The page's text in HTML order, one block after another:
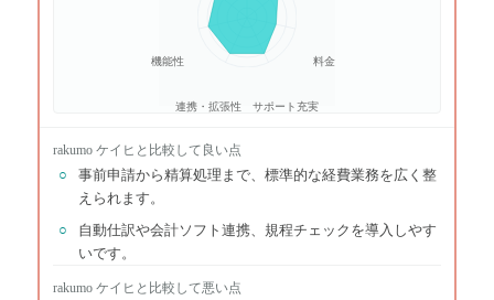
料金
サポート充実
連携・拡張性
機能性
rakumo ケイヒ と比較して良い点
○
事前申請から精算処理まで、標準的な経費業務を広く整
えられます。
○
自動仕訳や会計ソフト連携、規程チェックを導入しやす
いです。
rakumo ケイヒ と比較して悪い点